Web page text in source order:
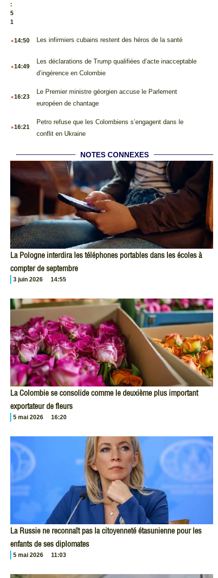
:
5
1
.14:50 Les infirmiers cubains restent des héros de la santé
.14:49
Les déclarations de Trump qualifiées d’acte inacceptable
d’ingérence en Colombie
.16:23
Le Premier ministre géorgien accuse le Parlement
européen de chantage
.16:21
Petro refuse que les Colombiens s’engagent dans le
conflit en Ukraine
NOTES CONNEXES
La Pologne interdira les téléphones portables dans les écoles à
compter de septembre
3 juin 2026 14:55
La Colombie se consolide comme le deuxième plus important
exportateur de fleurs
5 mai 2026 16:20
La Russie ne reconnaît pas la citoyenneté étasunienne pour les
enfants de ses diplomates
5 mai 2026 11:03